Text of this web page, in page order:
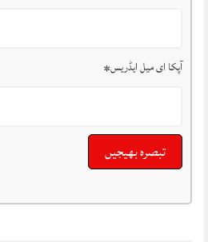
آپکا ای میل ایڈریس*